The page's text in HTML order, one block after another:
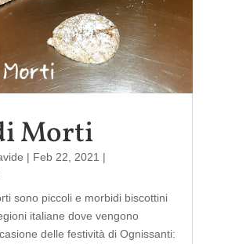
Morti
| Feb 22, 2021 |
sono piccoli e morbidi biscottini
italiane dove vengono
delle festività di Ognissanti: